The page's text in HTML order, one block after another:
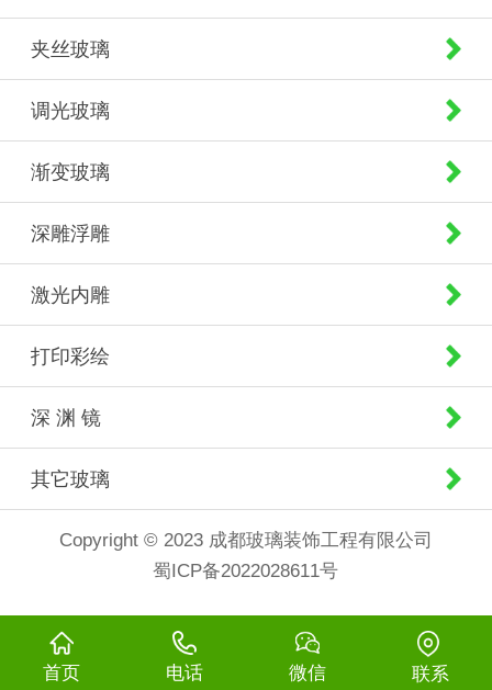
夹丝玻璃
调光玻璃
渐变玻璃
深雕浮雕
激光内雕
打印彩绘
深 渊 镜
其它玻璃
Copyright © 2023 成都玻璃装饰工程有限公司
蜀ICP备2022028611号
首页 电话 微信 联系